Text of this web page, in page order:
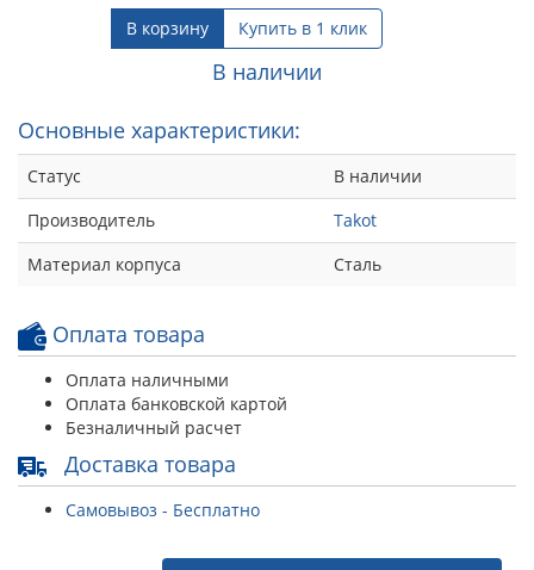
В корзину Купить в 1 клик
В наличии
Основные характеристики:
Статус
В наличии
Производитель
Takot
Материал корпуса
Сталь
Оплата товара
Оплата наличными
Оплата банковской картой
Безналичный расчет
Доставка товара
Самовывоз - Бесплатно